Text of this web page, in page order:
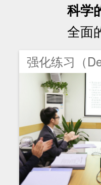
科学
全面
强化练习（